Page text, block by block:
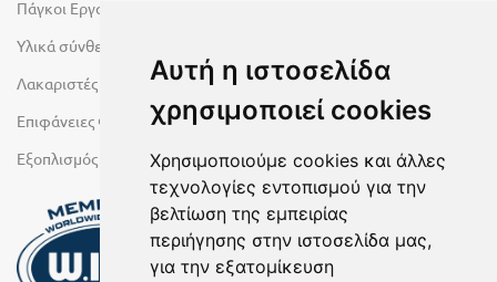
Αυτή η ιστοσελίδα
χρησιμοποιεί cookies
Χρησιμοποιούμε cookies και άλλες
τεχνολογίες εντοπισμού για την
βελτίωση της εμπειρίας
περιήγησης στην ιστοσελίδα μας,
για την εξατομίκευση
Πάγκοι Εργασίας Duropal
Υλικά σύνθεσης πόρτας
Λακαριστές επιφάνειες Primeboard
Επιφάνειες Φυσικών Πετρωμάτων
Εξοπλισμός Υγρών Χώρων